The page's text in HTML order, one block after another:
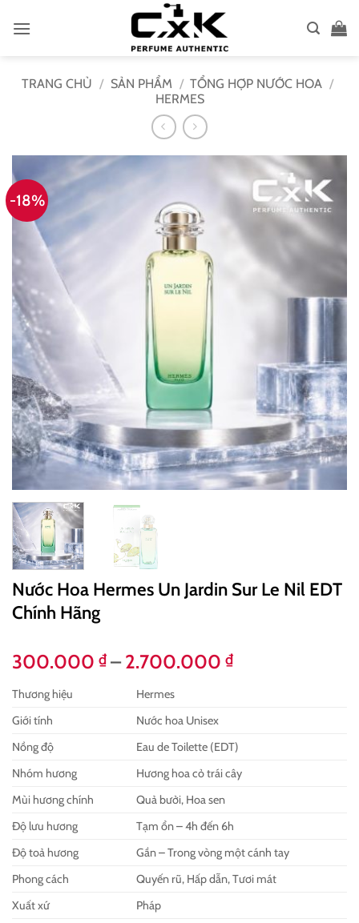
qua
TRANG CHỦ / SẢN PHẨM / TỔNG HỢP NƯỚC HOA /
HERMES
-18%
Nước Hoa Hermes Un Jardin Sur Le Nil EDT
Chính Hãng
300.000 ₫ – 2.700.000 ₫Khoảng
đến
2.700.000 ₫
Thương hiệu
Hermes
Giới tính
Nước hoa Unisex
Nồng độ
Eau de Toilette (EDT)
Nhóm hương
Hương hoa cỏ trái cây
Mùi hương chính
Quả bưởi, Hoa sen
Độ lưu hương
Tạm ổn – 4h đến 6h
Độ toả hương
Gần – Trong vòng một cánh tay
Phong cách
Quyến rũ, Hấp dẫn, Tươi mát
Xuất xứ
Pháp